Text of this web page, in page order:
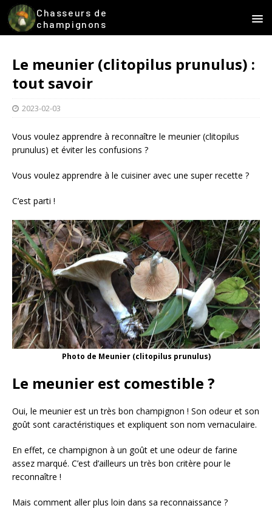
Chasseurs de
champignons
Le meunier (clitopilus prunulus) :
tout savoir
2023-02-03
Vous voulez apprendre à reconnaître le meunier (clitopilus
prunulus) et éviter les confusions ?
Vous voulez apprendre à le cuisiner avec une super recette ?
C’est parti !
Photo de Meunier (clitopilus prunulus)
Le meunier est comestible ?
Oui, le meunier est un très bon champignon ! Son odeur et son
goût sont caractéristiques et expliquent son nom vernaculaire.
En effet, ce champignon à un goût et une odeur de farine
assez marqué. C’est d’ailleurs un très bon critère pour le
reconnaître !
Mais comment aller plus loin dans sa reconnaissance ?